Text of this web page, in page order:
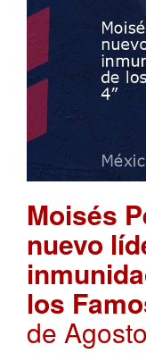
Moisés
nuevo
los
de